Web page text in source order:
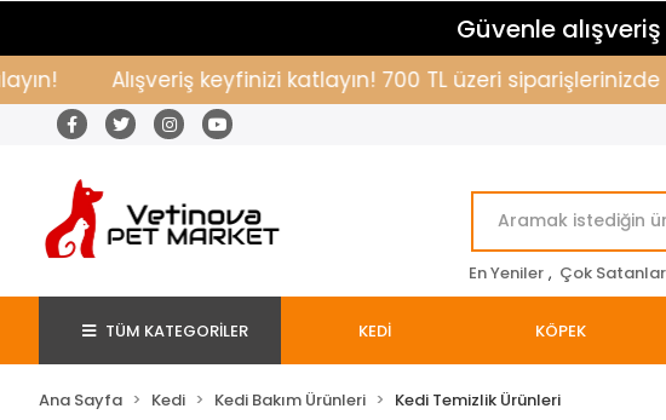
Güvenle
Alışveriş keyfinizi katlayın! 700 TL üzeri siparişlerinizde
En Yeniler , Çok Satanlar
TÜM KATEGORİLER KEDİ KÖPEK
Ana Sayfa Kedi Kedi Bakım Ürünleri Kedi Temizlik Ürünleri